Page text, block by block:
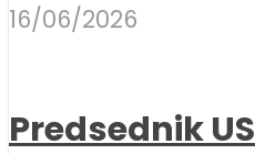
16/06/2026
Predsednik